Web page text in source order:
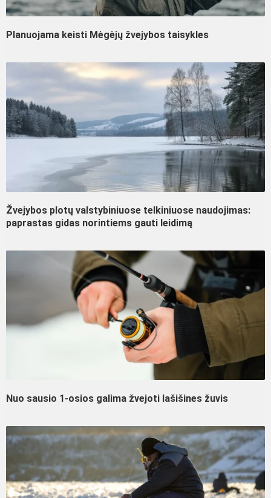
Planuojama keisti Mėgėjų žvejybos taisykles
Žvejybos plotų valstybiniuose telkiniuose naudojimas:
paprastas gidas norintiems gauti leidimą
Nuo sausio 1-osios galima žvejoti lašišines žuvis